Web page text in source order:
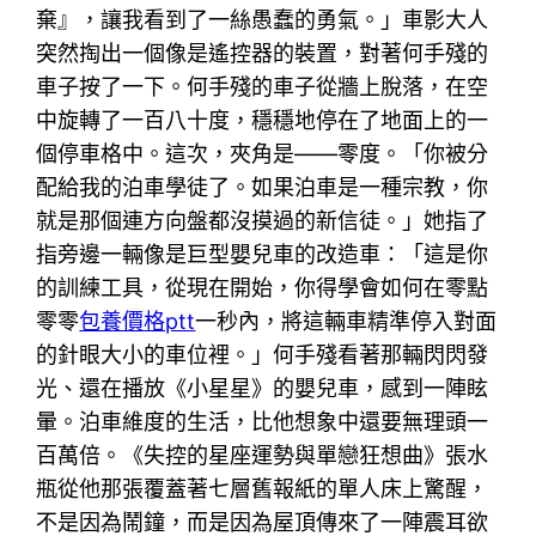
棄』，讓我看到了一絲愚蠢的勇氣。」車影大人
突然掏出一個像是遙控器的裝置，對著何手殘的
車子按了一下。何手殘的車子從牆上脫落，在空
中旋轉了一百八十度，穩穩地停在了地面上的一
個停車格中。這次，夾角是——零度。「你被分
配給我的泊車學徒了。如果泊車是一種宗教，你
就是那個連方向盤都沒摸過的新信徒。」她指了
指旁邊一輛像是巨型嬰兒車的改造車：「這是你
的訓練工具，從現在開始，你得學會如何在零點
零零包養價格ptt一秒內，將這輛車精準停入對面
的針眼大小的車位裡。」何手殘看著那輛閃閃發
光、還在播放《小星星》的嬰兒車，感到一陣眩
暈。泊車維度的生活，比他想象中還要無理頭一
百萬倍。《失控的星座運勢與單戀狂想曲》張水
瓶從他那張覆蓋著七層舊報紙的單人床上驚醒，
不是因為鬧鐘，而是因為屋頂傳來了一陣震耳欲